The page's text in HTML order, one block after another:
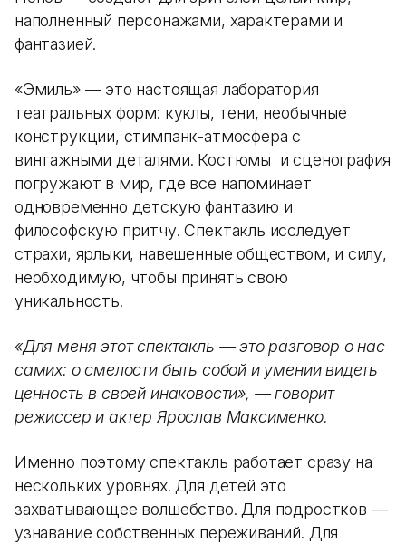
наполненный персонажами, характерами и
фантазией.
«Эмиль» — это настоящая лаборатория
театральных форм: куклы, тени, необычные
конструкции, стимпанк-атмосфера с
винтажными деталями. Костюмы и сценография
погружают в мир, где все напоминает
одновременно детскую фантазию и
философскую притчу. Спектакль исследует
страхи, ярлыки, навешенные обществом, и силу,
необходимую, чтобы принять свою
уникальность.
«Для меня этот спектакль — это разговор о нас
самих: о смелости быть собой и умении видеть
ценность в своей инаковости», — говорит
режиссер и актер Ярослав Максименко.
Именно поэтому спектакль работает сразу на
нескольких уровнях. Для детей это
захватывающее волшебство. Для подростков —
узнавание собственных переживаний. Для